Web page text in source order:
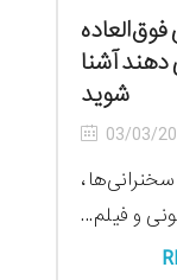
فوق‌العاده
دهند آشنا
شوید
03/03/
و فیلم...